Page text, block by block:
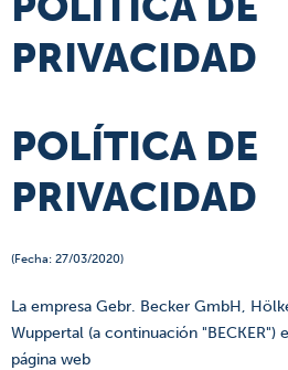
PRIVACIDAD
POLÍTICA DE
PRIVACIDAD
(Fecha: 27/03/2020)
La empresa Gebr. Becker GmbH,
Wuppertal (a continuación "BECKER")
página web